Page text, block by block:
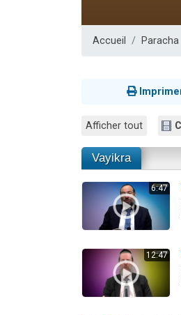
Accueil Paracha
Afficher tout
Vayikra
6:47
12:47